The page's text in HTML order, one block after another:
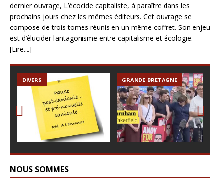
dernier ouvrage, L’écocide capitaliste, à paraître dans les
prochains jours chez les mêmes éditeurs. Cet ouvrage se
compose de trois tomes réunis en un même coffret. Son enjeu
est d’élucider l’antagonisme entre capitalisme et écologie.
[Lire....]
DIVERS GRANDE-BRETAGNE
Nex
NOUS SOMMES